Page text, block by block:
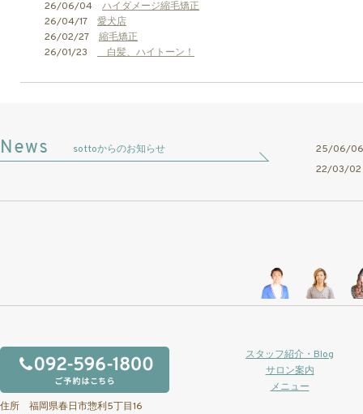
26/06/04 ハイダメージ縮毛矯正
26/04/17 愛犬店
26/02/27 縮毛矯正
26/01/23
白髪、ハイトーン！
sottoからのお知らせ
25/06/
22/03/
住所 福岡県春日市惣利5丁目16
スタッフ紹介・Blog
サロン案内
メニュー